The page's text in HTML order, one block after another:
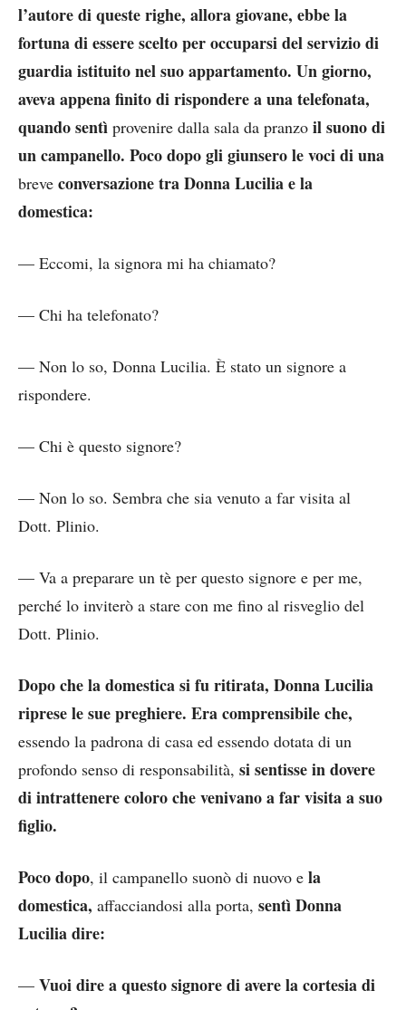
l’autore di queste righe, allora giovane, ebbe la
fortuna di essere scelto per occuparsi del servizio di
guardia istituito nel suo appartamento. Un giorno,
aveva appena finito di rispondere a una telefonata,
quando sentì provenire dalla sala da pranzo il suono di
un campanello. Poco dopo gli giunsero le voci di una
breve conversazione tra Donna Lucilia e la
domestica:
— Eccomi, la signora mi ha chiamato?
— Chi ha telefonato?
— Non lo so, Donna Lucilia. È stato un signore a
rispondere.
— Chi è questo signore?
— Non lo so. Sembra che sia venuto a far visita al
Dott. Plinio.
— Va a preparare un tè per questo signore e per me,
perché lo inviterò a stare con me fino al risveglio del
Dott. Plinio.
Dopo che la domestica si fu ritirata, Donna Lucilia
riprese le sue preghiere. Era comprensibile che,
essendo la padrona di casa ed essendo dotata di un
profondo senso di responsabilità, si sentisse in dovere
di intrattenere coloro che venivano a far visita a suo
figlio.
Poco dopo, il campanello suonò di nuovo e la
domestica, affacciandosi alla porta, sentì Donna
Lucilia dire:
— Vuoi dire a questo signore di avere la cortesia di